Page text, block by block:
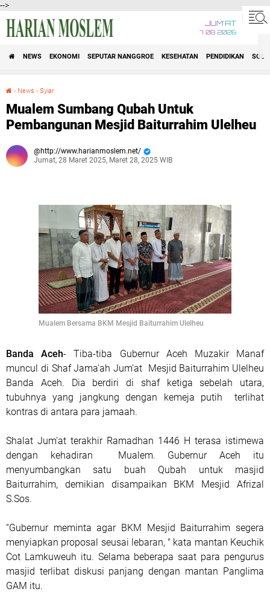
-->
JUM'AT
7 08 2026
NEWS EKONOMI SEPUTAR NANGGROE KESEHATAN PENDIDIKAN
› News › Syiar
Mualem Sumbang Qubah Untuk
Pembangunan Mesjid Baiturrahim Ulelheu
http://www.harianmoslem.net/
Jumat, 28 Maret 2025, Maret 28, 2025 WIB
Mualem Bersama BKM Mesjid Baiturrahim Ulelheu
Banda Aceh- Tiba-tiba Gubernur Aceh Muzakir Manaf
muncul di Shaf Jama'ah Jum'at Mesjid Baiturrahim Ulelheu
Banda Aceh. Dia berdiri di shaf ketiga sebelah utara,
tubuhnya yang jangkung dengan kemeja putih
terlihat
kontras di antara para jamaah.
Shalat Jum'at terakhir Ramadhan 1446 H terasa istimewa
dengan kehadiran Mualem. Gubernur Aceh itu
menyumbangkan satu buah Qubah untuk masjid
Baiturrahim, demikian disampaikan BKM Mesjid Afrizal
S.Sos.
“Gubernur meminta agar BKM Mesjid Baiturrahim segera
menyiapkan proposal seusai lebaran, " kata mantan Keuchik
Cot Lamkuweuh itu. Selama beberapa saat para pengurus
masjid terlibat diskusi panjang dengan mantan Panglima
GAM itu.